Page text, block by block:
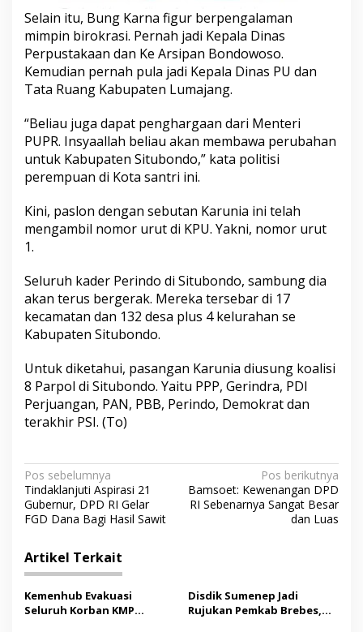
Selain itu, Bung Karna figur berpengalaman
mimpin birokrasi. Pernah jadi Kepala Dinas
Perpustakaan dan Ke Arsipan Bondowoso.
Kemudian pernah pula jadi Kepala Dinas PU dan
Tata Ruang Kabupaten Lumajang.
“Beliau juga dapat penghargaan dari Menteri
PUPR. Insyaallah beliau akan membawa perubahan
untuk Kabupaten Situbondo,” kata politisi
perempuan di Kota santri ini.
Kini, paslon dengan sebutan Karunia ini telah
mengambil nomor urut di KPU. Yakni, nomor urut
1.
Seluruh kader Perindo di Situbondo, sambung dia
akan terus bergerak. Mereka tersebar di 17
kecamatan dan 132 desa plus 4 kelurahan se
Kabupaten Situbondo.
Untuk diketahui, pasangan Karunia diusung koalisi
8 Parpol di Situbondo. Yaitu PPP, Gerindra, PDI
Perjuangan, PAN, PBB, Perindo, Demokrat dan
terakhir PSI. (To)
N
a
v
i
g
a
s
Pos sebelumnya
Tindaklanjuti Aspirasi 21
Gubernur, DPD RI Gelar
FGD Dana Bagi Hasil Sawit
Pos berikutnya
Bamsoet: Kewenangan DPD
RI Sebenarnya Sangat Besar
dan Luas
Artikel Terkait
Kemenhub Evakuasi
Seluruh Korban KMP
Disdik Sumenep Jadi
Rujukan Pemkab Brebes,